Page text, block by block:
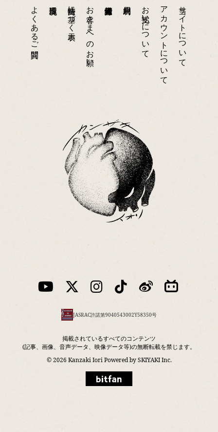
当サイトについて
アカウントについて
お支払いについて
お客さまへのお願い
特商法に基づく表示
よくあるご質問
JASRAC許諾第9040543002Y58350号
掲載されているすべてのコンテンツ
(記事、画像、音声データ、映像データ等)の無断転載を禁じます。
© 2026 Kanzaki Iori Powered bySKIYAKI Inc.